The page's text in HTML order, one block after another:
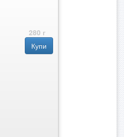
280 г
Купи